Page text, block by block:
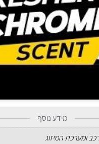
מידע נוסף
ומערכת המיזוג